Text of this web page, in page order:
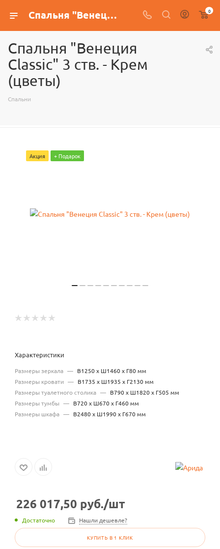
Спальня "Венеция Classic" 3 ств. - Крем (цветы) 0
Спальня "Венеция
Classic" 3 ств. - Крем
(цветы)
Спальни
Акция + Подарок
Характеристики
Размеры зеркала — В1250 x Ш1460 x Г80 мм
Размеры кровати — В1735 x Ш1935 x Г2130 мм
Размеры туалетного столика — В790 x Ш1820 x Г505 мм
Размеры тумбы — В720 x Ш670 x Г460 мм
Размеры шкафа — В2480 x Ш1990 x Г670 мм
226 017,50 руб./шт
Достаточно Нашли дешевле?
КУПИТЬ В 1 КЛИК